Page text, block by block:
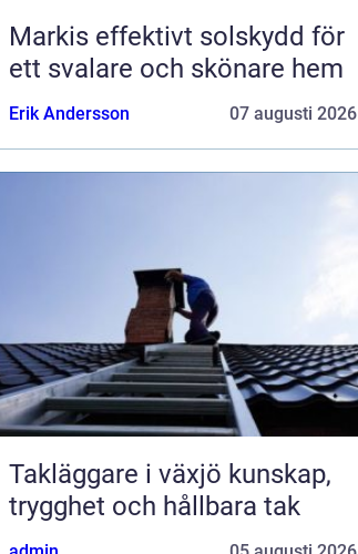
Markis effektivt solskydd för
ett svalare och skönare hem
Erik Andersson 07 augusti 2026
Takläggare i växjö kunskap,
trygghet och hållbara tak